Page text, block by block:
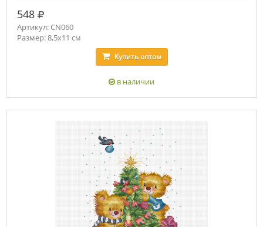
548 руб.
Артикул: CN060
Размер: 8,5х11 см
Купитьоптом
в наличии